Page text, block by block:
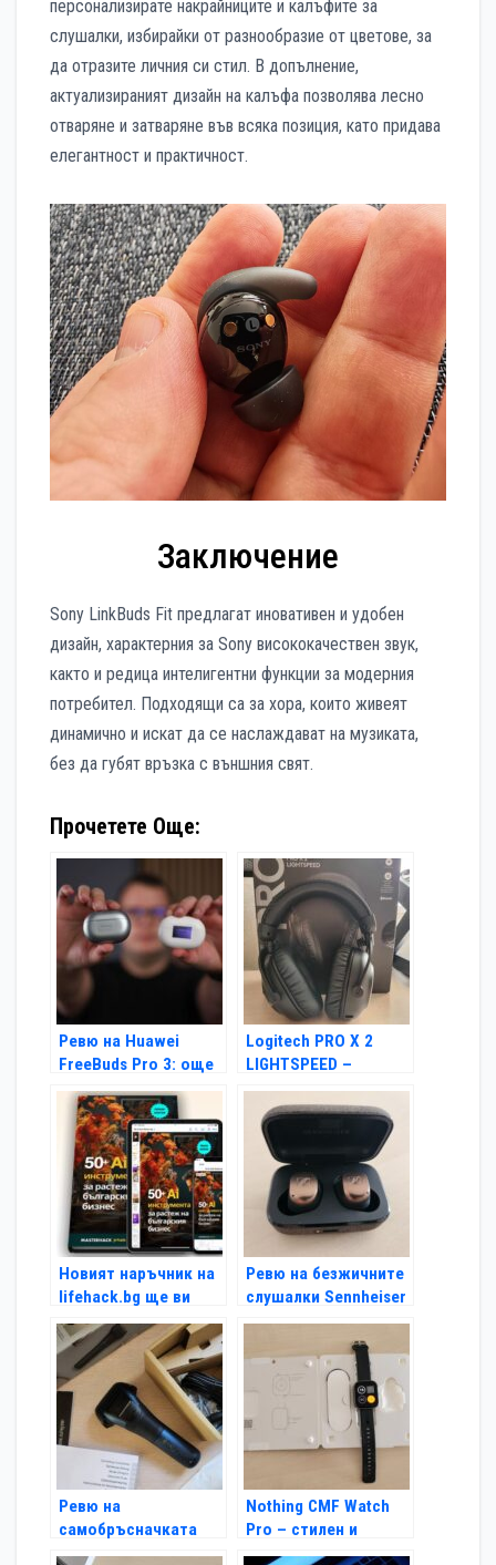
персонализирате накрайниците и калъфите за
слушалки, избирайки от разнообразие от цветове, за
да отразите личния си стил. В допълнение,
актуализираният дизайн на калъфа позволява лесно
отваряне и затваряне във всяка позиция, като придава
елегантност и практичност.
Заключение
Sony LinkBuds Fit предлагат иновативен и удобен
дизайн, характерния за Sony висококачествен звук,
както и редица интелигентни функции за модерния
потребител. Подходящи са за хора, които живеят
динамично и искат да се наслаждават на музиката,
без да губят връзка с външния свят.
Прочетете Още:
Ревю на Huawei
FreeBuds Pro 3: още
по-добри от
предшествениците
си
Logitech PRO X 2
LIGHTSPEED –
издръжливи и
удобни слушалки за
професионални
геймъри (Ревю)
Новият наръчник на
lifehack.bg ще ви
осигури 50 AI
инструмента, с
които ще работите
по-умно и креативно,
без да прегорите
Ревю на безжичните
слушалки Ѕеnnhеіѕеr
Momentum True
висококачествен
звук с уникален
Ревю на
самобръсначката
Panasonic 700 ES-
Nothing CMF Watch
Pro – стилен и
функционален смарт